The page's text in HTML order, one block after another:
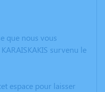
que nous vous
survenu le
espace pour laisser